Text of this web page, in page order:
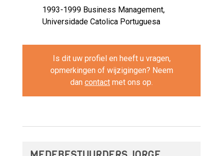
1993-1999 Business Management,
Universidade Catolica Portuguesa
Is dit uw profiel en heeft u vragen,
opmerkingen of wijzigingen? Neem
dan contact met ons op.